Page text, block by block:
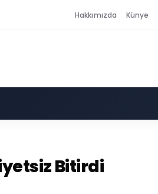
Hakkımızda Künye
Bitirdi